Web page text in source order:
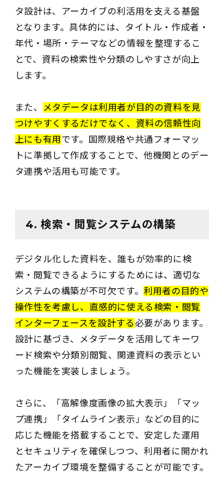
タ設計は、アーカイブの利活用を支える基盤
となります。具体的には、タイトル・作成者・
年代・場所・テーマなどの情報を整理するこ
とで、資料の検索性や分類のしやすさが向上
します。
また、
メタデータは利用者が目的の資料を見
つけやすくするだけでなく、資料の信頼性向
上にも有用です。国際規格や共通フォーマッ
トに準拠して作成することで、他機関とのデー
タ連携や活用も可能です。
4. 検索・閲覧システムの構築
デジタル化した資料を、誰もが効率的に検
索・閲覧できるようにするためには、適切な
システムの構築が不可欠です。利用者の目的や
操作性を考慮し、直感的に使える検索・閲覧
インターフェースを設計する必要があります。
設計に基づき、メタデータを活用してキーワ
ード検索や分類別閲覧、関連資料の表示とい
った機能を実装しましょう。
さらに、「高解像度画像の拡大表示」「マッ
プ連携」「タイムライン表示」などの目的に
応じた機能を搭載することで、安定した運用
とセキュリティを確保しつつ、利用者に開かれ
たアーカイブ環境を整備することが可能です。